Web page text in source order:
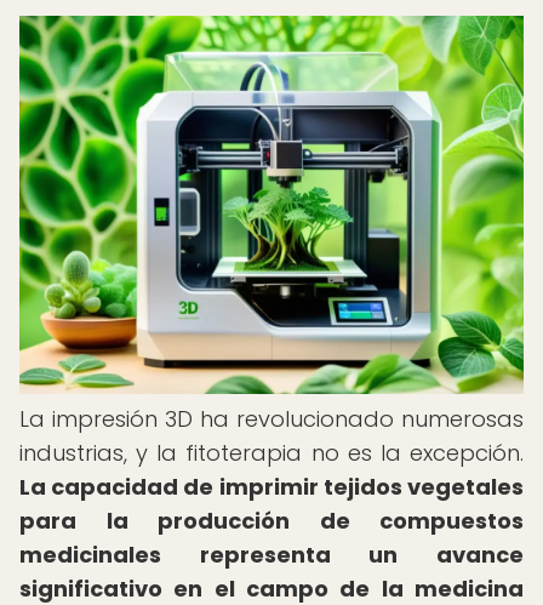
La impresión 3D ha revolucionado numerosas
industrias, y la fitoterapia no es la excepción.
La capacidad de imprimir tejidos vegetales
para la producción de compuestos
medicinales representa un avance
significativo en el campo de la medicina